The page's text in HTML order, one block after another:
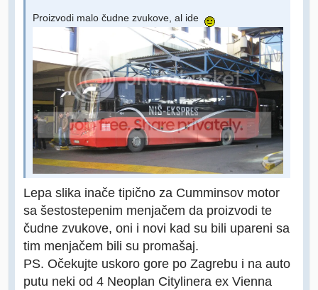
Proizvodi malo čudne zvukove, al ide
Lepa slika inače tipično za Cumminsov motor
sa šestostepenim menjačem da proizvodi te
čudne zvukove, oni i novi kad su bili upareni sa
tim menjačem bili su promašaj.
PS. Očekujte uskoro gore po Zagrebu i na auto
putu neki od 4 Neoplan Citylinera ex Vienna